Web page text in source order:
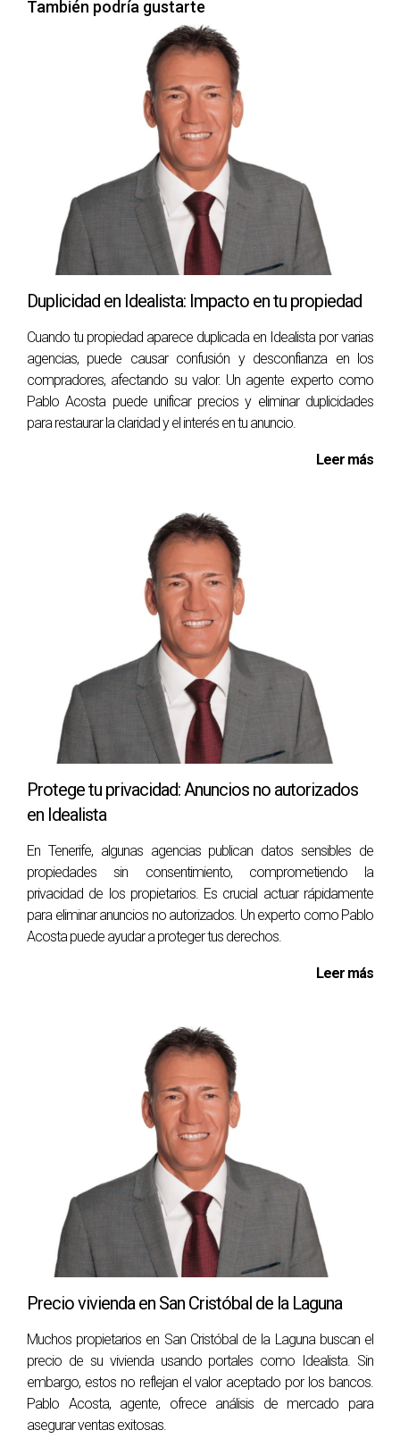
También podría gustarte
Duplicidad en Idealista: Impacto en tu propiedad
Cuando tu propiedad aparece duplicada en Idealista por varias
agencias, puede causar confusión y desconfianza en los
compradores, afectando su valor. Un agente experto como
Pablo Acosta puede unificar precios y eliminar duplicidades
para restaurar la claridad y el interés en tu anuncio.
Leer más
Protege tu privacidad: Anuncios no autorizados
en Idealista
En Tenerife, algunas agencias publican datos sensibles de
propiedades sin consentimiento, comprometiendo la
privacidad de los propietarios. Es crucial actuar rápidamente
para eliminar anuncios no autorizados. Un experto como Pablo
Acosta puede ayudar a proteger tus derechos.
Leer más
Precio vivienda en San Cristóbal de la Laguna
Muchos propietarios en San Cristóbal de la Laguna buscan el
precio de su vivienda usando portales como Idealista. Sin
embargo, estos no reflejan el valor aceptado por los bancos.
Pablo Acosta, agente, ofrece análisis de mercado para
asegurar ventas exitosas.